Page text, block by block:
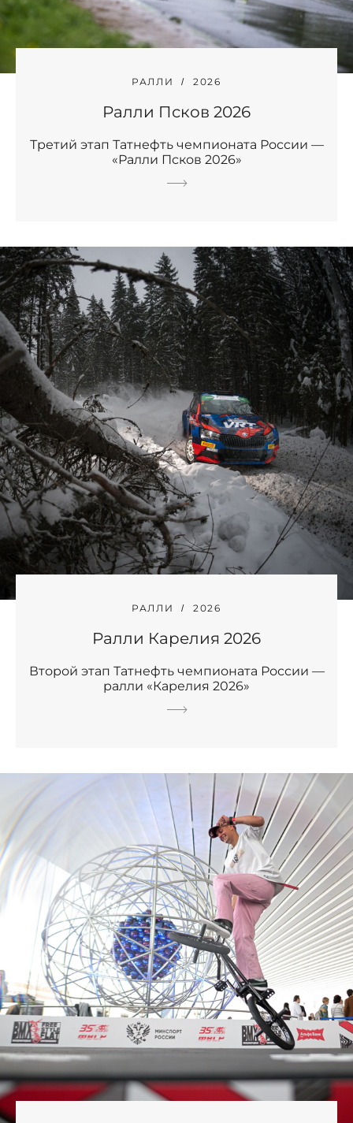
РАЛЛИ 2026
Ралли Псков 2026
Третий этап Татнефть чемпионата России —
«Ралли Псков 2026»
РАЛЛИ 2026
Ралли Карелия 2026
Второй этап Татнефть чемпионата России —
ралли «Карелия 2026»